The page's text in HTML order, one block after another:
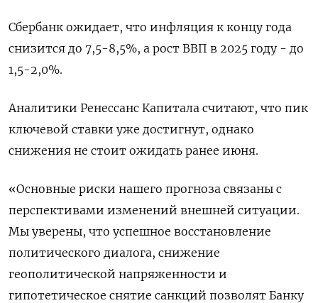
Сбербанк ожидает, что инфляция к концу года
снизится до 7,5-8,5%, а рост ВВП в 2025 году - до
1,5-2,0%.
Аналитики Ренессанс Капитала считают, что пик
ключевой ставки уже достигнут, однако
снижения не стоит ожидать ранее июня.
«Основные риски нашего прогноза связаны с
перспективами изменений внешней ситуации.
Мы уверены, что успешное восстановление
политического диалога, снижение
геополитической напряженности и
гипотетическое снятие санкций позволят Банку